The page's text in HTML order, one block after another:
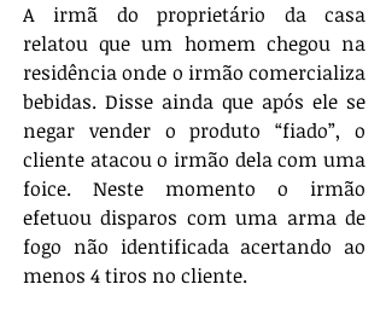
A irmã do proprietário da casa
relatou que um homem chegou na
residência onde o irmão comercializa
bebidas. Disse ainda que após ele se
negar vender o produto “fiado”, o
cliente atacou o irmão dela com uma
foice. Neste momento o irmão
efetuou disparos com uma arma de
fogo não identificada acertando ao
menos 4 tiros no cliente.